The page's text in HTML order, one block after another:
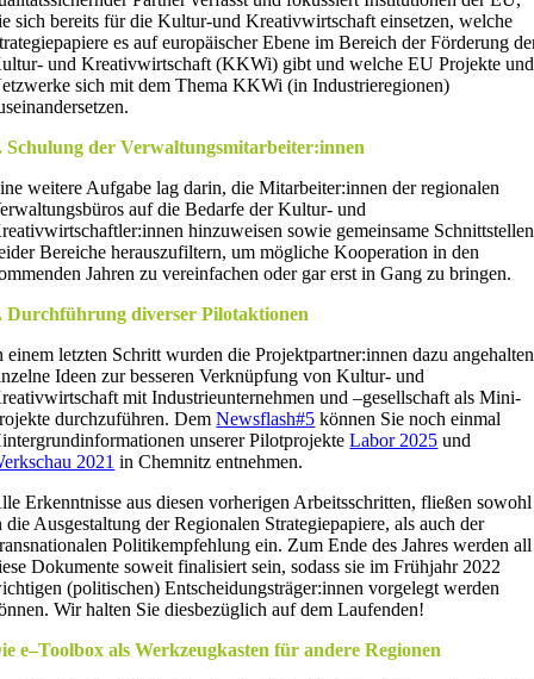
sich bereits für die Kultur-und Kreativwirtschaft einsetzen, welche
es auf europäischer Ebene im Bereich der Förderung
und Kreativwirtschaft (KKWi) gibt und welche EU Projekte und
sich mit dem Thema KKWi (in Industrieregionen)
.
Schulung der Verwaltungsmitarbeiter:innen
weitere Aufgabe lag darin, die Mitarbeiter:innen der regionalen
auf die Bedarfe der Kultur- und
hinzuweisen sowie gemeinsame Schnittstellen
Bereiche herauszufiltern, um mögliche Kooperation in den
Jahren zu vereinfachen oder gar erst in Gang zu bringen.
Durchführung diverser Pilotaktionen
einem letzten Schritt wurden die Projektpartner:innen dazu
Ideen zur besseren Verknüpfung von Kultur- und
mit Industrieunternehmen und –gesellschaft als Mini-
durchzuführen. DemNewsflash#5 können Sie noch einmal
unserer PilotprojekteLabor 2025 und
2021 in Chemnitz entnehmen.
Erkenntnisse aus diesen vorherigen Arbeitsschritten, fließen sowohl
die Ausgestaltung der Regionalen Strategiepapiere, als auch der
Politikempfehlung ein. Zum Ende des Jahres werden all
Dokumente soweit finalisiert sein, sodass sie im Frühjahr 2022
(politischen) Entscheidungsträger:innen vorgelegt werden
Wir halten Sie diesbezüglich auf dem Laufenden!
e–Toolbox als Werkzeugkasten für andere Regionen